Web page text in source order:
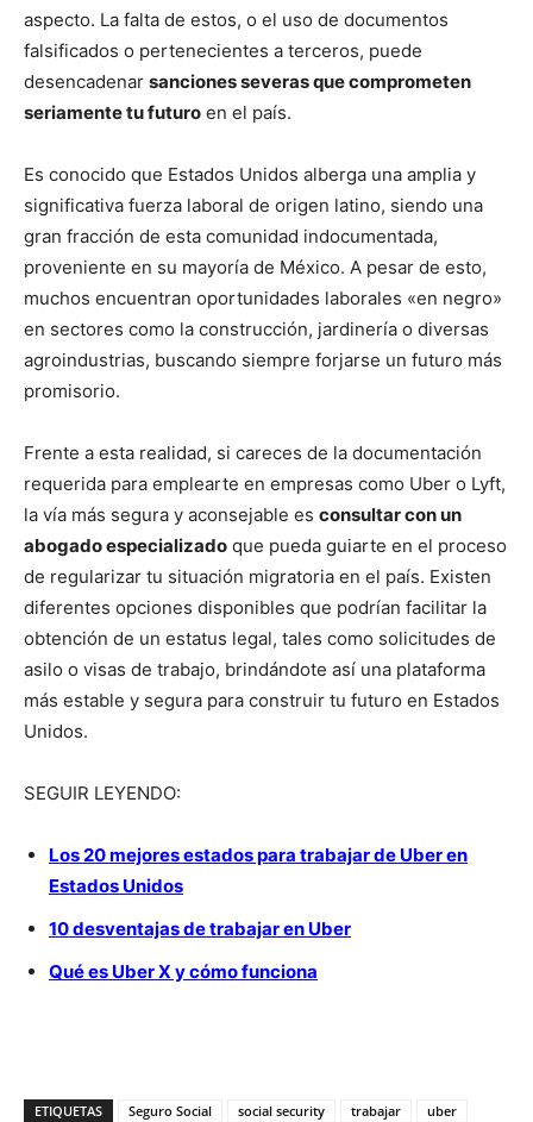
aspecto. La falta de estos, o el uso de documentos
falsificados o pertenecientes a terceros, puede
desencadenar sanciones severas que comprometen
seriamente tu futuro en el país.
Es conocido que Estados Unidos alberga una amplia y
significativa fuerza laboral de origen latino, siendo una
gran fracción de esta comunidad indocumentada,
proveniente en su mayoría de México. A pesar de esto,
muchos encuentran oportunidades laborales «en negro»
en sectores como la construcción, jardinería o diversas
agroindustrias, buscando siempre forjarse un futuro más
promisorio.
Frente a esta realidad, si careces de la documentación
requerida para emplearte en empresas como Uber o Lyft,
la vía más segura y aconsejable es consultar con un
abogado especializado que pueda guiarte en el proceso
de regularizar tu situación migratoria en el país. Existen
diferentes opciones disponibles que podrían facilitar la
obtención de un estatus legal, tales como solicitudes de
asilo o visas de trabajo, brindándote así una plataforma
más estable y segura para construir tu futuro en Estados
Unidos.
SEGUIR LEYENDO:
Los 20 mejores estados para trabajar de Uber en
Estados Unidos
10 desventajas de trabajar en Uber
Qué es Uber X y cómo funciona
ETIQUETAS Seguro Social social security trabajar uber